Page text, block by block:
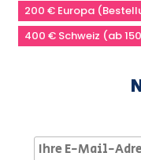
200 € Europa
400 € Schweiz (ab